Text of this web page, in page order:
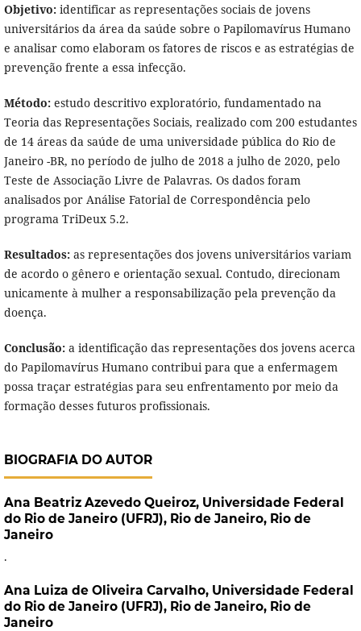
Objetivo:identificar as representações sociais de jovens
universitários da área da saúde sobre o Papilomavírus Humano
e analisar como elaboram os fatores de riscos e as estratégias de
prevenção frente a essa infecção.
Método:estudo descritivo exploratório, fundamentado na
Teoria das Representações Sociais, realizado com 200 estudantes
de 14 áreas da saúde de uma universidade pública do Rio de
Janeiro -BR, no período de julho de 2018 a julho de 2020, pelo
Teste de Associação Livre de Palavras. Os dados foram
analisados por Análise Fatorial de Correspondência pelo
programa TriDeux 5.2.
Resultados:as representações dos jovens universitários variam
de acordo o gênero e orientação sexual. Contudo, direcionam
unicamente à mulher a responsabilização pela prevenção da
doença.
Conclusão:a identificação das representações dos jovens acerca
do Papilomavírus Humano contribui para que a enfermagem
possa traçar estratégias para seu enfrentamento por meio da
formação desses futuros profissionais.
BIOGRAFIA DO AUTOR
Ana Beatriz Azevedo Queiroz, Universidade Federal
do Rio de Janeiro (UFRJ), Rio de Janeiro, Rio de
Janeiro
.
Ana Luiza de Oliveira Carvalho, Universidade Federal
do Rio de Janeiro (UFRJ), Rio de Janeiro, Rio de
Janeiro